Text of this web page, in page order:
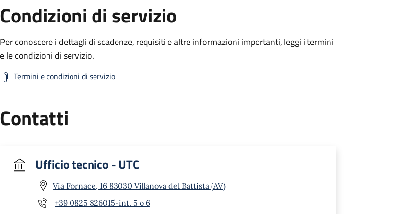
Condizioni di servizio
Per conoscere i dettagli di scadenze, requisiti e altre informazioni importanti, leggi i termini
e le condizioni di servizio.
Termini e condizioni di servizio
Contatti
Ufficio tecnico - UTC
Via Fornace, 16 83030 Villanova del Battista (AV)
+39 0825 826015-int. 5 o 6